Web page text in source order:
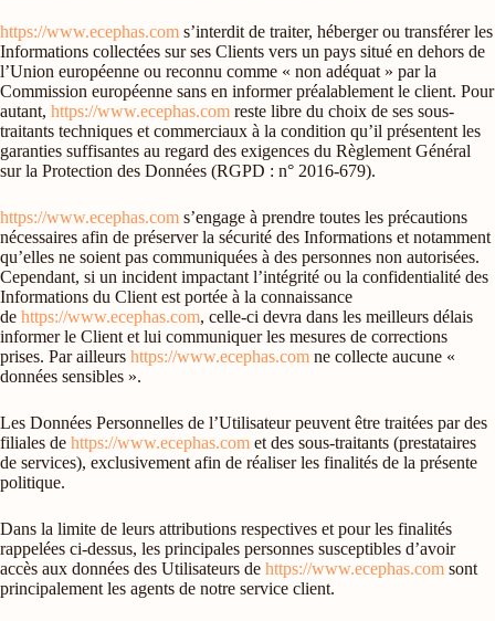
https://www.ecephas.com s’interdit de traiter, héberger ou transférer les
Informations collectées sur ses Clients vers un pays situé en dehors de
l’Union européenne ou reconnu comme « non adéquat » par la
Commission européenne sans en informer préalablement le client. Pour
autant, https://www.ecephas.com reste libre du choix de ses sous-
traitants techniques et commerciaux à la condition qu’il présentent les
garanties suffisantes au regard des exigences du Règlement Général
sur la Protection des Données (RGPD : n° 2016-679).
https://www.ecephas.com s’engage à prendre toutes les précautions
nécessaires afin de préserver la sécurité des Informations et notamment
qu’elles ne soient pas communiquées à des personnes non autorisées.
Cependant, si un incident impactant l’intégrité ou la confidentialité des
Informations du Client est portée à la connaissance
de https://www.ecephas.com, celle-ci devra dans les meilleurs délais
informer le Client et lui communiquer les mesures de corrections
prises. Par ailleurs https://www.ecephas.com ne collecte aucune «
données sensibles ».
Les Données Personnelles de l’Utilisateur peuvent être traitées par des
filiales de https://www.ecephas.com et des sous-traitants (prestataires
de services), exclusivement afin de réaliser les finalités de la présente
politique.
Dans la limite de leurs attributions respectives et pour les finalités
rappelées ci-dessus, les principales personnes susceptibles d’avoir
accès aux données des Utilisateurs de https://www.ecephas.com sont
principalement les agents de notre service client.